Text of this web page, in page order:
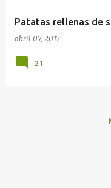
Patatas rellenas de
abril 07, 2017
21